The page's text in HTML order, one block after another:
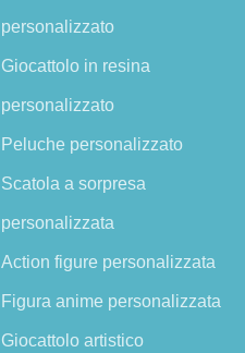
personalizzato
Giocattolo in resina
personalizzato
Peluche personalizzato
Scatola a sorpresa
personalizzata
Action figure personalizzata
Figura anime personalizzata
Giocattolo artistico